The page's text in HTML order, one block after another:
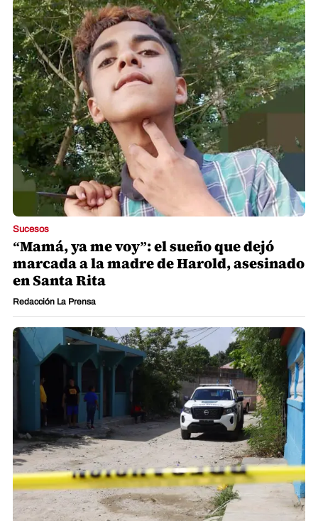
Sucesos
“Mamá, ya me voy”: el sueño que dejó
marcada a la madre de Harold, asesinado
en Santa Rita
Redacción La Prensa